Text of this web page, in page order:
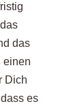
das
einen
Dich
es